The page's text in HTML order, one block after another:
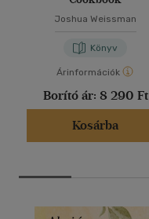
Joshua Weissman
Könyv
Árinformációk
Borító ár: 8 290 Ft
Kosárba